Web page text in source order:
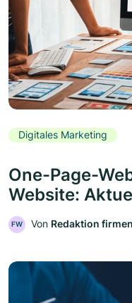
Digitales Marketing
One-Page-
Website:
FW Von Redaktion